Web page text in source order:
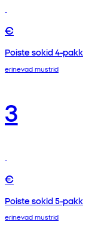
€
Poiste sokid 4-pakk
erinevad mustrid
3
€
Poiste sokid 5-pakk
erinevad mustrid